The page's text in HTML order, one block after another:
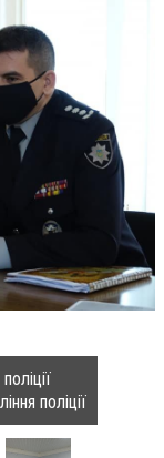
поліції